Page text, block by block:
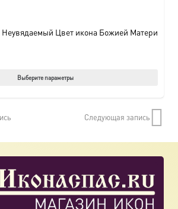
Неувядаемый Цвет икона Божией Матери
Выберите параметры
можно
Следующая запись